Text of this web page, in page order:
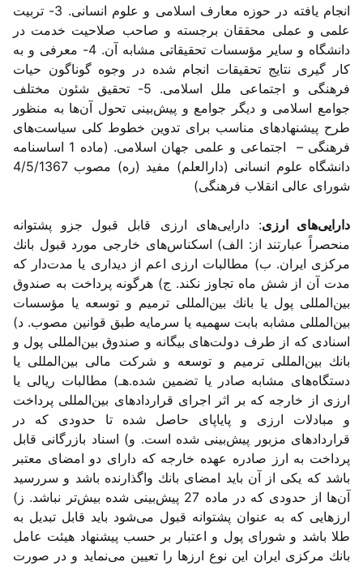
انجام یافته در حوزه معارف اسلامی و علوم انسانی. 3- تربیت
علمی و عملی محققان برجسته و صاحب صلاحیت خدمت در
دانشگاه و سایر مؤسسات تحقیقاتی مشابه آن. 4- معرفی و به
کار گیری نتایج تحقیقات انجام شده در وجوه گوناگون حیات
فرهنگی و اجتماعی ملل اسلامی. 5- تحقیق شئون مختلف
جوامع اسلامی و دیگر جوامع و پیش‌بینی تحول آن‌ها به منظور
طرح پیشنهادهای مناسب برای تدوین خطوط کلی سیاست‌های
فرهنگی – اجتماعی و علمی جهان اسلامی. (ماده 1 اساسنامه
دانشگاه علوم انسانی (دارالعلم) مفید (ره) مصوب 4/5/1367
شورای عالی انقلاب فرهنگی)
دارایی‌های ارزی: دارایی‌های ارزی قابل قبول جزو پشتوانه
منحصراً عبارتند از: الف) اسكناس‌های خارجی مورد قبول بانك
مركزی ایران. ب) مطالبات ارزی اعم از دیداری یا مدت‌دار كه
مدت آن از شش ماه تجاوز نكند. ج) هرگونه پرداخت به صندوق
بین‌المللی پول یا بانك بین‌المللی ترمیم و توسعه یا مؤسسات
بین‌المللی مشابه بابت سهمیه یا سرمایه طبق قوانین مصوب. د)
اسنادی كه از طرف دولت‌های بیگانه و صندوق بین‌المللی پول و
بانك بین‌المللی ترمیم و توسعه و شركت مالی بین‌المللی یا
دستگاه‌های مشابه صادر یا تضمین شده.هـ) مطالبات ریالی یا
ارزی از خارجه كه بر اثر اجرای قراردادهای بین‌المللی پرداخت
و مبادلات ارزی و پایاپای حاصل شده تا حدودی كه در
قراردادهای مزبور پیش‌بینی شده است. و) اسناد بازرگانی قابل
پرداخت به ارز صادره عهده خارجه كه دارای دو امضای معتبر
باشد كه یكی از آن باید امضای بانك واگذارنده باشد و سررسید
آن‌ها از حدودی كه در ماده 27 پیش‌بینی شده بیش‌تر نباشد. ز)
ارزهایی كه به عنوان پشتوانه قبول می‌شود باید قابل تبدیل به
طلا باشد و شورای پول و اعتبار بر حسب پیشنهاد هیئت عامل
بانك مركزی ایران این نوع ارزها را تعیین می‌نماید و در صورت